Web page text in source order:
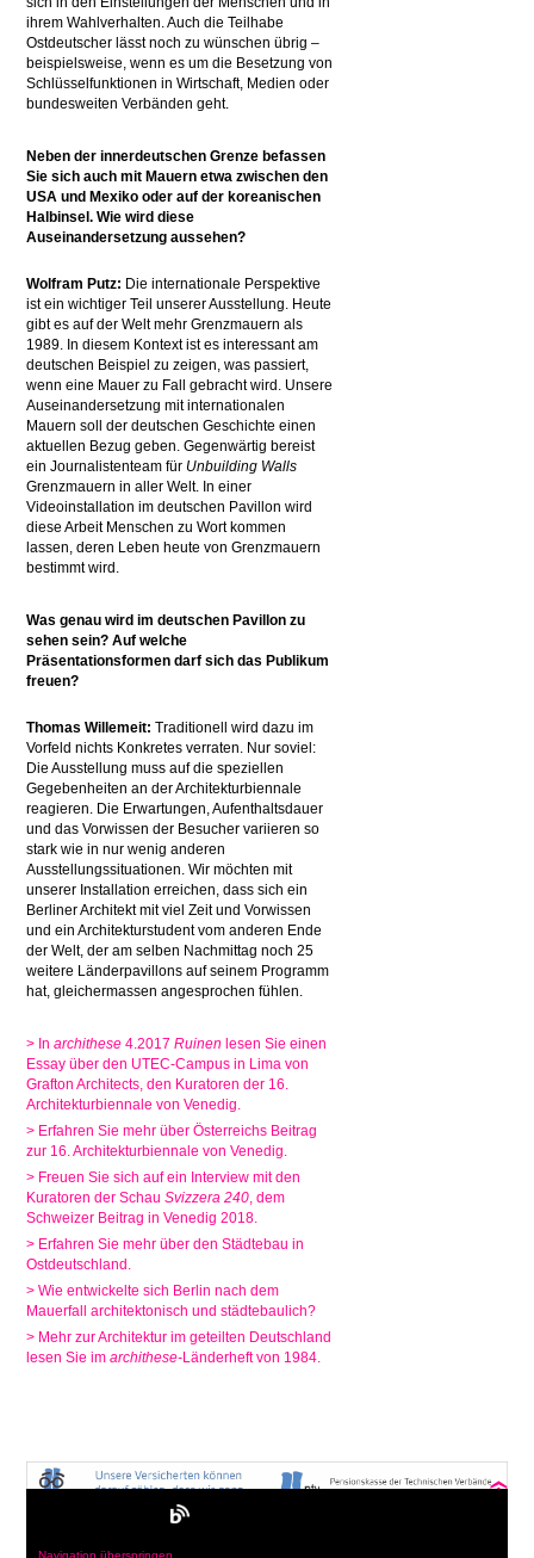
ihrem Wahlverhalten. Auch die Teilhabe
Ostdeutscher lässt noch zu wünschen übrig –
beispielsweise, wenn es um die Besetzung von
Schlüsselfunktionen in Wirtschaft, Medien oder
bundesweiten Verbänden geht.
Neben der innerdeutschen Grenze befassen
Sie sich auch mit Mauern etwa zwischen den
USA und Mexiko oder auf der koreanischen
Halbinsel. Wie wird diese
Auseinandersetzung aussehen?
Wolfram Putz: Die internationale Perspektive
ist ein wichtiger Teil unserer Ausstellung. Heute
gibt es auf der Welt mehr Grenzmauern als
1989. In diesem Kontext ist es interessant am
deutschen Beispiel zu zeigen, was passiert,
wenn eine Mauer zu Fall gebracht wird. Unsere
Auseinandersetzung mit internationalen
Mauern soll der deutschen Geschichte einen
aktuellen Bezug geben. Gegenwärtig bereist
ein Journalistenteam für Unbuilding Walls
Grenzmauern in aller Welt. In einer
Videoinstallation im deutschen Pavillon wird
diese Arbeit Menschen zu Wort kommen
lassen, deren Leben heute von Grenzmauern
bestimmt wird.
Was genau wird im deutschen Pavillon zu
sehen sein? Auf welche
Präsentationsformen darf sich das Publikum
freuen?
Thomas Willemeit:Traditionell wird dazu im
Vorfeld nichts Konkretes verraten. Nur soviel:
Die Ausstellung muss auf die speziellen
Gegebenheiten an der Architekturbiennale
reagieren. Die Erwartungen, Aufenthaltsdauer
und das Vorwissen der Besucher variieren so
stark wie in nur wenig anderen
Ausstellungssituationen. Wir möchten mit
unserer Installation erreichen, dass sich ein
Berliner Architekt mit viel Zeit und Vorwissen
und ein Architekturstudent vom anderen Ende
der Welt, der am selben Nachmittag noch 25
weitere Länderpavillons auf seinem Programm
hat, gleichermassen angesprochen fühlen.
> Inarchithese4.2017Ruinen lesen Sie einen
Essay über den UTEC-Campus in Lima von
Grafton Architects, den Kuratoren der 16.
Architekturbiennale von Venedig.
> Erfahren Sie mehr über Österreichs Beitrag
zur 16. Architekturbiennale von Venedig.
> Freuen Sie sich auf ein Interview mit den
Kuratoren der SchauSvizzera 240, dem
Schweizer Beitrag in Venedig 2018.
> Erfahren Sie mehr über den Städtebau in
Ostdeutschland.
> Wie entwickelte sich Berlin nach dem
Mauerfall architektonisch und städtebaulich?
> Mehr zur Architektur im geteilten Deutschland
lesen Sie imarchithese-Länderheft von 1984.
Navigation überspringen